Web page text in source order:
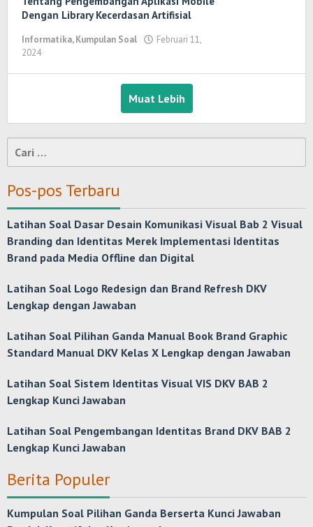
Dengan Library Kecerdasan Artifisial
Informatika,Kumpulan Soal
Februari 11,
2024
Muat Lebih
Cari
untuk:
Pos-pos Terbaru
Latihan Soal Dasar Desain Komunikasi Visual Bab 2 Visual
Branding dan Identitas Merek Implementasi Identitas
Brand pada Media Offline dan Digital
Latihan Soal Logo Redesign dan Brand Refresh DKV
Lengkap dengan Jawaban
Latihan Soal Pilihan Ganda Manual Book Brand Graphic
Standard Manual DKV Kelas X Lengkap dengan Jawaban
Latihan Soal Sistem Identitas Visual VIS DKV BAB 2
Lengkap Kunci Jawaban
Latihan Soal Pengembangan Identitas Brand DKV BAB 2
Lengkap Kunci Jawaban
Berita Populer
Kumpulan Soal Pilihan Ganda Berserta Kunci Jawaban